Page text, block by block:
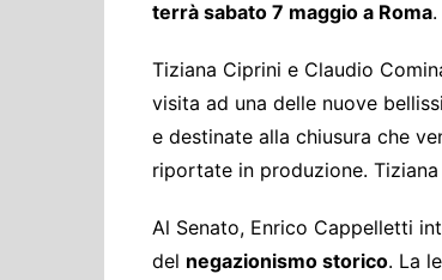
terrà sabato 7 maggio a Roma.
Tiziana Ciprini e Claudio
visita ad una delle nuove
e destinate alla chiusura che
riportate in produzione.
Al Senato, Enrico Cappelletti
del negazionismo storico. La